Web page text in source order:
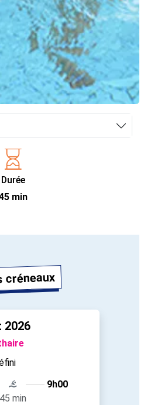
Durée
min
créneaux
2026
9h00
45 min